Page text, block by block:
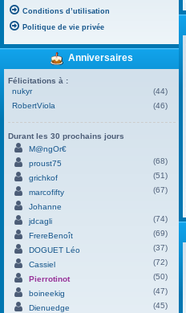
Conditions d’utilisation
Politique de vie privée
Anniversaires
Félicitations à :
nukyr
(44)
RobertViola
(46)
Durant les 30 prochains jours
M@ngOr€
proust75
(68)
grichkof
(51)
marcofifty
(67)
Johanne
jdcagli
(74)
FrereBenoît
(69)
DOGUET Léo
(37)
Cassiel
(72)
Pierrotinot
(50)
boineekig
(47)
Dienuedge
(45)